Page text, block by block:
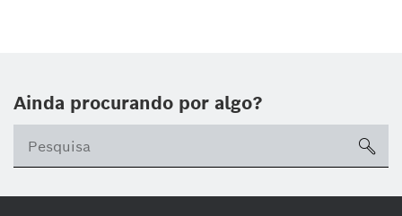
Ainda procurando por algo?